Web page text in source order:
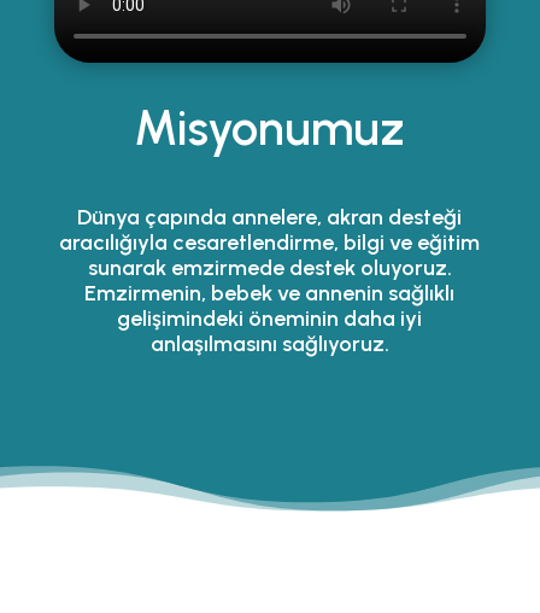
Misyonumuz
Dünya çapında annelere, akran desteği
aracılığıyla cesaretlendirme, bilgi ve eğitim
sunarak emzirmede destek oluyoruz.
Emzirmenin, bebek ve annenin sağlıklı
gelişimindeki öneminin daha iyi
anlaşılmasını sağlıyoruz.